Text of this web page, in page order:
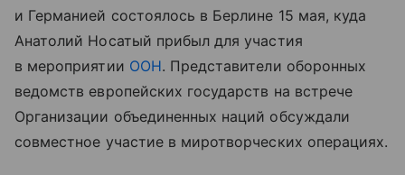
и Германией состоялось в Берлине 15 мая, куда
Анатолий Носатый прибыл для участия
в мероприятии ООН. Представители оборонных
ведомств европейских государств на встрече
Организации объединенных наций обсуждали
совместное участие в миротворческих операциях.